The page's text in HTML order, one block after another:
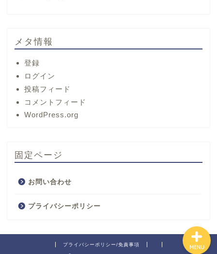
メタ情報
登録
ログイン
投稿フィード
コメントフィード
WordPress.org
固定ページ
お問い合わせ
プライバシーポリシー
プライバシーポリシー/免責事項 MENU
プロフィール